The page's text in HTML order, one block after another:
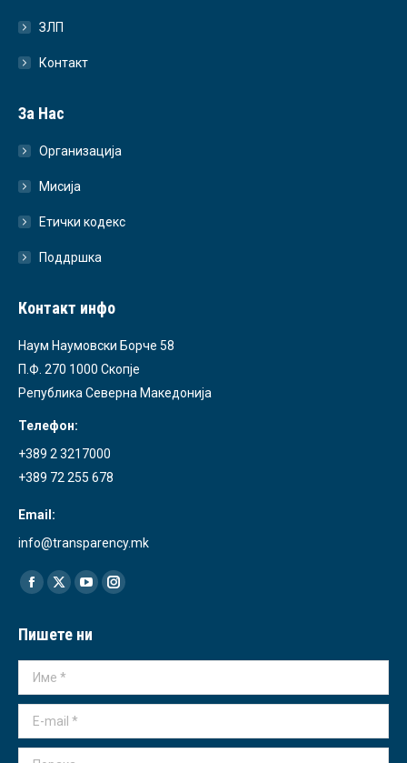
ЗЛП
Контакт
За Нас
Организација
Мисија
Етички кодекс
Поддршка
Контакт инфо
Наум Наумовски Борче 58
П.Ф. 270 1000 Скопје
Република Северна Македонија
Телефон:
+389 2 3217000
+389 72 255 678
Email:
info@transparency.mk
Find us on:
Facebook
opens
in
new
X
opens
in
YouTube
opens
in
Instagram
in
Пишете ни
Име *
E-mail *
Порака